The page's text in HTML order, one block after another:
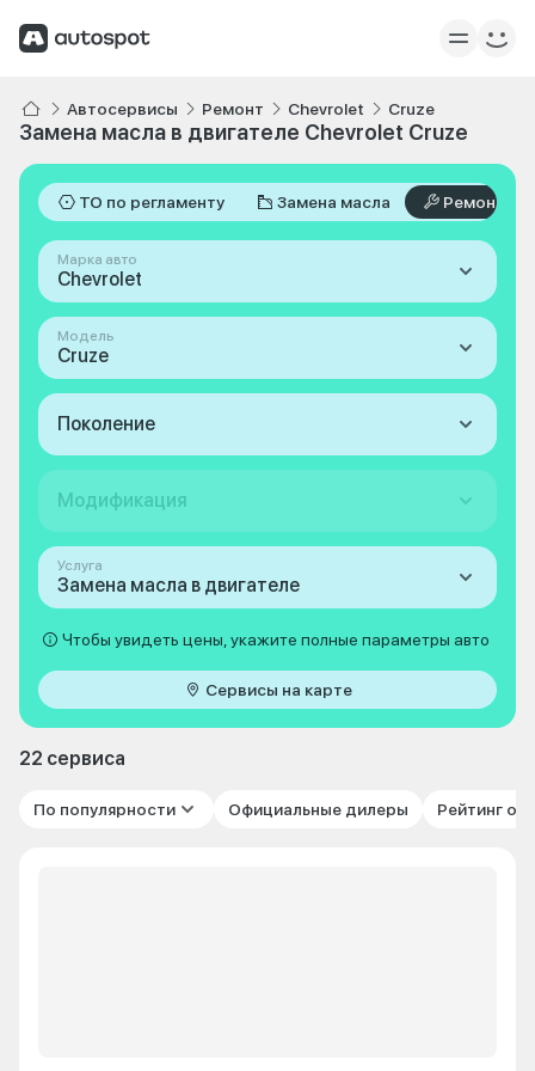
Автосервисы Ремонт Chevrolet Cruze
Замена масла в двигателе Chevrolet Cruze
ТО по регламенту Замена масла Ремонт
Марка авто
Chevrolet
Модель
Cruze
Поколение
Модификация
Услуга
Замена масла в двигателе
Чтобы увидеть цены, укажите полные параметры авто
Сервисы на карте
22 сервиса
По популярности Официальные дилеры Рейтинг